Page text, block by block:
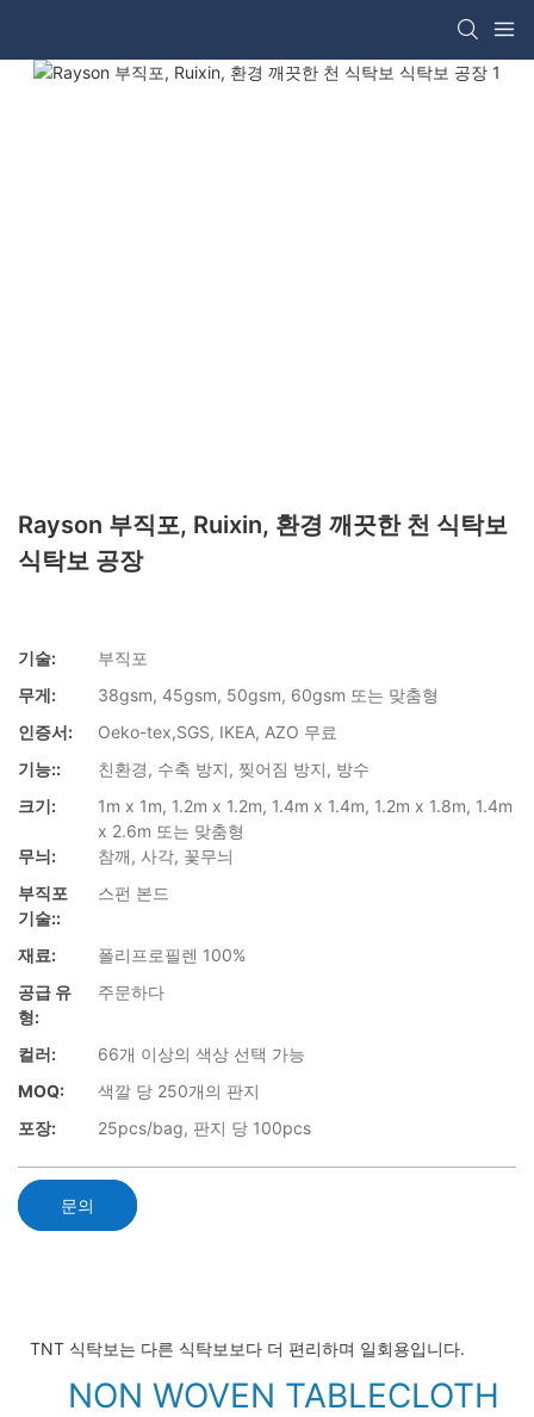
Rayson 부직포, Ruixin, 환경 깨끗한 천 식탁보
식탁보 공장
기술:
부직포
무게:
38gsm, 45gsm, 50gsm, 60gsm 또는 맞춤형
인증서:
Oeko-tex,SGS, IKEA, AZO 무료
기능::
친환경, 수축 방지, 찢어짐 방지, 방수
크기:
1m x 1m, 1.2m x 1.2m, 1.4m x 1.4m, 1.2m x 1.8m, 1.4m
x 2.6m 또는 맞춤형
무늬:
참깨, 사각, 꽃무늬
부직포
기술::
스펀 본드
재료:
폴리프로필렌 100%
공급 유
형:
주문하다
컬러:
66개 이상의 색상 선택 가능
MOQ:
색깔 당 250개의 판지
포장:
25pcs/bag, 판지 당 100pcs
문의
TNT 식탁보는 다른 식탁보보다 더 편리하며 일회용입니다.
NON WOVEN TABLECLOTH